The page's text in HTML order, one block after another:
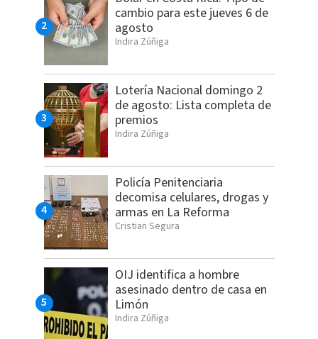
cambio para este jueves 6 de
agosto
Indira Zúñiga
Lotería Nacional domingo 2
de agosto: Lista completa de
premios
Indira Zúñiga
Policía Penitenciaria
decomisa celulares, drogas y
armas en La Reforma
Cristian Segura
OIJ identifica a hombre
asesinado dentro de casa en
Limón
Indira Zúñiga